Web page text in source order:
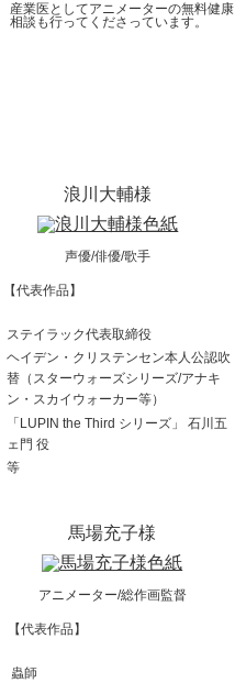
産業医としてアニメーターの無料健康
相談も行ってくださっています。
浪川大輔様
声優/俳優/歌手
【代表作品】
ステイラック代表取締役
ヘイデン・クリステンセン本人公認吹
替（スターウォーズシリーズ/アナキ
ン・スカイウォーカー等）
「LUPIN the Third シリーズ」 石川五
ェ門 役
等
馬場充子様
アニメーター/総作画監督
【代表作品】
蟲師